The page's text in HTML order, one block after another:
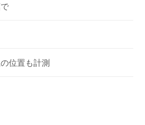
位置も計測